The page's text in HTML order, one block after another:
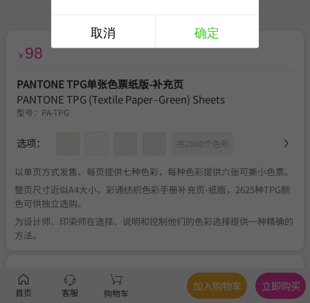
￥ 98
PANTONE TPG单张色票纸版-补充页
PANTONE TPG (Textile Paper–Green) Sheets
型号： PA-TPG
选项： 共2800个色号
以单页方式发售、每页提供七种色彩，每种色彩提供六张可撕小色票。
整页尺寸近似A4大小，彩通纺织色彩手册补充页-纸版，2625种TPG颜
色可供独立选购。
为设计师、印染师在选择、说明和控制他们的色彩选择提供一种精确的
方法。
服务 官方正品 关于税费 、不可退换
首页 客服 购物车
加入购物车 立即购买
取消 确定